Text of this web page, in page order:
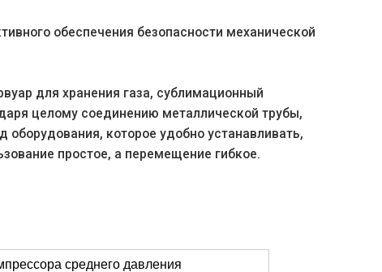
обеспечения безопасности механической
для хранения газа, сублимационный
целому соединению металлической трубы,
которое удобно устанавливать,
простое, а перемещение гибкое.
среднего давления